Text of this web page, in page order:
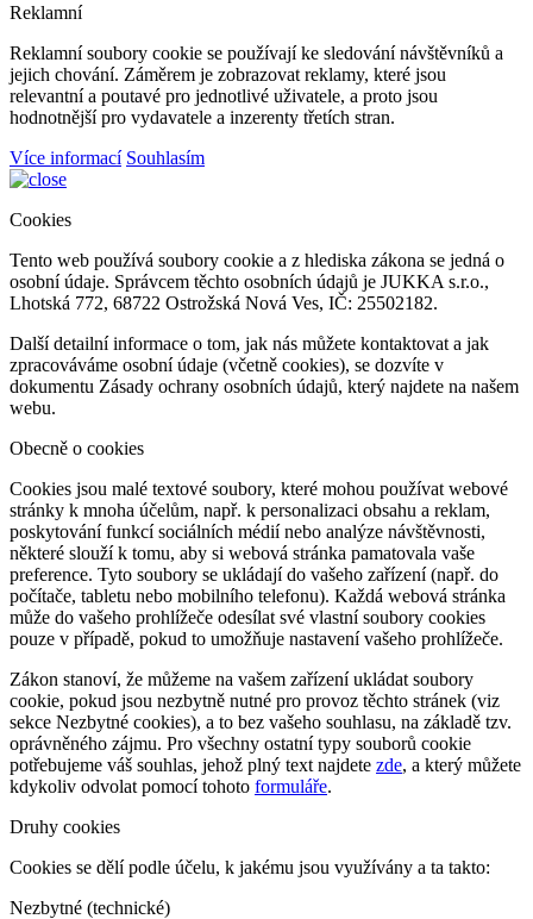
Reklamní
Reklamní soubory cookie se používají ke sledování návštěvníků a
jejich chování. Záměrem je zobrazovat reklamy, které jsou
relevantní a poutavé pro jednotlivé uživatele, a proto jsou
hodnotnější pro vydavatele a inzerenty třetích stran.
Více informací Souhlasím
Cookies
Tento web používá soubory cookie a z hlediska zákona se jedná o
osobní údaje. Správcem těchto osobních údajů je JUKKA s.r.o.,
Lhotská 772, 68722 Ostrožská Nová Ves, IČ: 25502182.
Další detailní informace o tom, jak nás můžete kontaktovat a jak
zpracováváme osobní údaje (včetně cookies), se dozvíte v
dokumentu Zásady ochrany osobních údajů, který najdete na našem
webu.
Obecně o cookies
Cookies jsou malé textové soubory, které mohou používat webové
stránky k mnoha účelům, např. k personalizaci obsahu a reklam,
poskytování funkcí sociálních médií nebo analýze návštěvnosti,
některé slouží k tomu, aby si webová stránka pamatovala vaše
preference. Tyto soubory se ukládají do vašeho zařízení (např. do
počítače, tabletu nebo mobilního telefonu). Každá webová stránka
může do vašeho prohlížeče odesílat své vlastní soubory cookies
pouze v případě, pokud to umožňuje nastavení vašeho prohlížeče.
Zákon stanoví, že můžeme na vašem zařízení ukládat soubory
cookie, pokud jsou nezbytně nutné pro provoz těchto stránek (viz
sekce Nezbytné cookies), a to bez vašeho souhlasu, na základě tzv.
oprávněného zájmu. Pro všechny ostatní typy souborů cookie
potřebujeme váš souhlas, jehož plný text najdete zde, a který můžete
kdykoliv odvolat pomocí tohoto formuláře.
Druhy cookies
Cookies se dělí podle účelu, k jakému jsou využívány a ta takto:
Nezbytné (technické)